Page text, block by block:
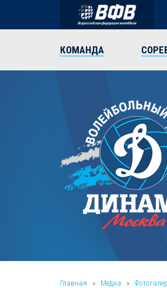
КОМАНДА
Главная » Медиа »